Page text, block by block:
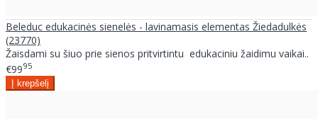
Beleduc edukacinės sienelės - lavinamasis elementas Žiedadulkės
(23770)
Žaisdami su šiuo prie sienos pritvirtintu edukaciniu žaidimu vaikai..
€9995